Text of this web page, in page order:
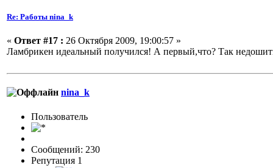
Re: Работы nina_k
« Ответ #17 : 26 Октября 2009, 19:00:57 »
Ламбрикен идеальный получился! А первый,что? Так
nina_k
Пользовaтeль
Сообщений: 230
Репутация 1